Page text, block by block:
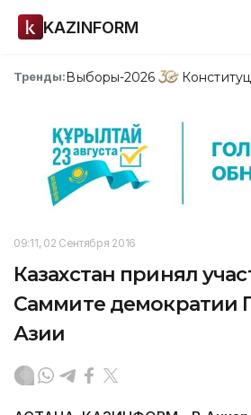
KAZINFORM
Тренды:Выборы-2026
09:11, 02 Сентября 2016
Казахстан принял
Саммите демократии
Азии